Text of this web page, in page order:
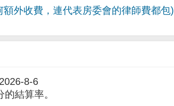
外收費，連代表房委會的律師費都包)
8-6
的結算率。